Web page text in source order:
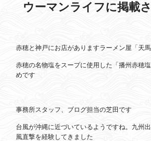
ウーマンライフに掲載
赤穂と神戸にお店がありますラーメン屋「天
赤穂の名物塩をスープに使用した「播州赤穂
めです
事務所スタッフ、ブログ担当の芝田です
台風が沖縄に近づいているようですね。九州
風直撃を経験してきました